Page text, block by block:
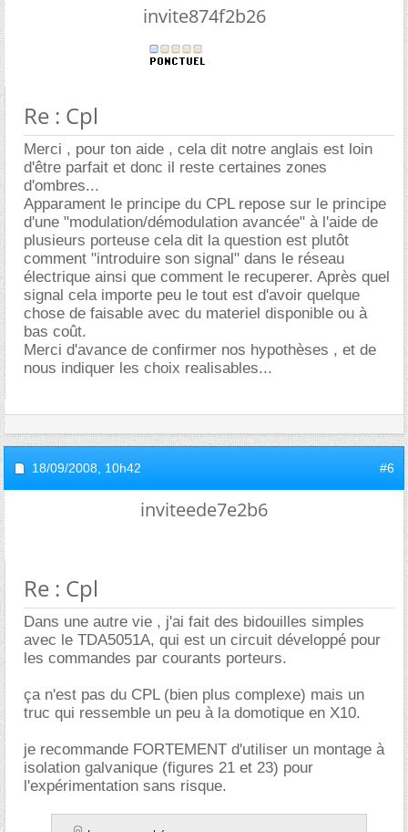
invite874f2b26
Re : Cpl
Merci , pour ton aide , cela dit notre anglais est loin
d'être parfait et donc il reste certaines zones
d'ombres...
Apparament le principe du CPL repose sur le principe
d'une "modulation/démodulation avancée" à l'aide de
plusieurs porteuse cela dit la question est plutôt
comment "introduire son signal" dans le réseau
électrique ainsi que comment le recuperer. Après quel
signal cela importe peu le tout est d'avoir quelque
chose de faisable avec du materiel disponible ou à
bas coût.
Merci d'avance de confirmer nos hypothèses , et de
nous indiquer les choix realisables...
18/09/2008, 10h42 #6
inviteede7e2b6
Re : Cpl
Dans une autre vie , j'ai fait des bidouilles simples
avec le TDA5051A, qui est un circuit développé pour
les commandes par courants porteurs.
ça n'est pas du CPL (bien plus complexe) mais un
truc qui ressemble un peu à la domotique en X10.
je recommande FORTEMENT d'utiliser un montage à
isolation galvanique (figures 21 et 23) pour
l'expérimentation sans risque.